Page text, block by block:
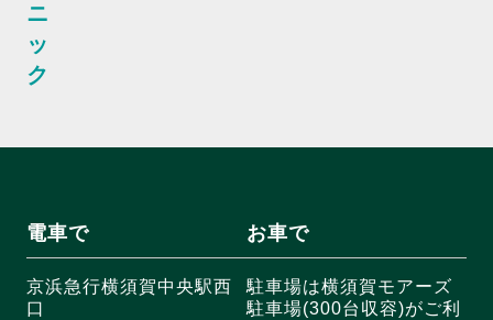
ニ
ッ
ク
電車で
京浜急行横須賀中央駅西
口
お車で
駐車場は横須賀モアーズ
駐車場(300台収容)がご利